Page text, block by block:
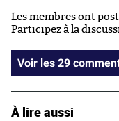
Les membres ont
Participez à la
Voir les 29
À lire aussi